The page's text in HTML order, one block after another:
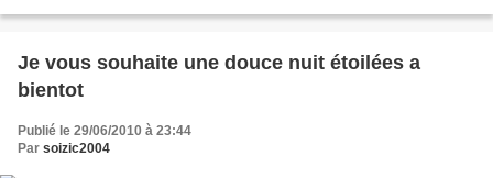
Je vous souhaite une douce nuit étoilées a
bientot
Publié le 29/06/2010 à 23:44
Par soizic2004